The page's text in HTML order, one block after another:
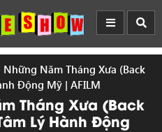
Những Năm Tháng Xưa (Back
Động Mỹ | AFILM
Tháng Xưa (Back
Lý Hành Động